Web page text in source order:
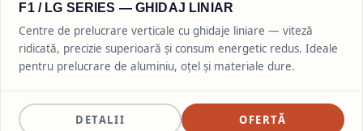
F1 / LG SERIES —GHIDAJ LINIAR
Centre de prelucrare verticale cu ghidaje liniare — viteză
ridicată, precizie superioară și consum energetic redus. Ideale
pentru prelucrare de aluminiu, oțel și materiale dure.
DETALII OFERTĂ